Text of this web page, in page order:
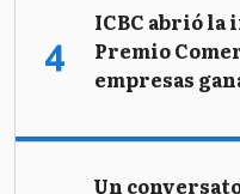
ICBC abrió
Premio
empresas
Un